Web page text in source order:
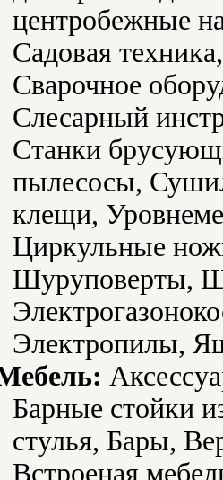
центробежные
Садовая
Сварочное
Слесарный
Станки
пылесосы,
клещи,
Циркульные
Шуруповерты,
Электропилы,
Барные стойки
стулья, Бары,
Встроеная